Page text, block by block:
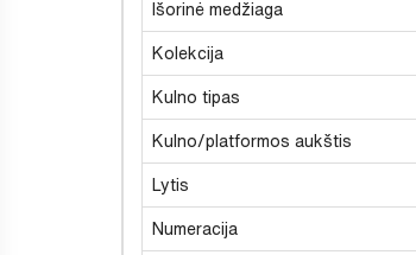
Išorinė medžiaga
Kolekcija
Kulno tipas
Kulno/platformos aukštis
Lytis
Numeracija